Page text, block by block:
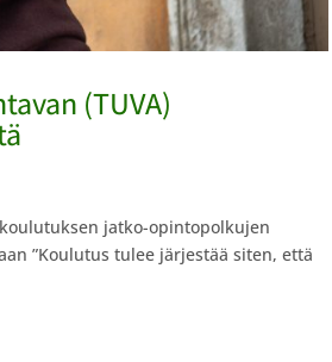
(TUVA)
jatko-opintopolkujen
”Koulutus tulee järjestää siten, että